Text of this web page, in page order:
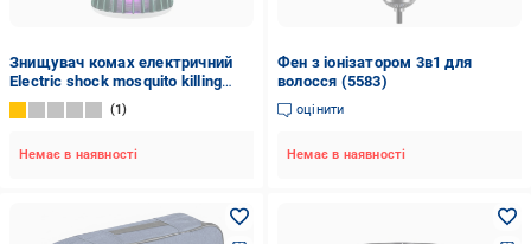
Знищувач комах електричний
Electric shock mosquito killing
lamp (29433595)
1
Немає в наявності
Фен з іонізатором 3в1 для
волосся (5583)
оцінити
Немає в наявності